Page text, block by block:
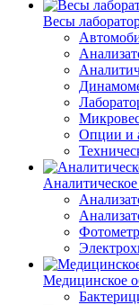
Весы
Опции и
Медицинское